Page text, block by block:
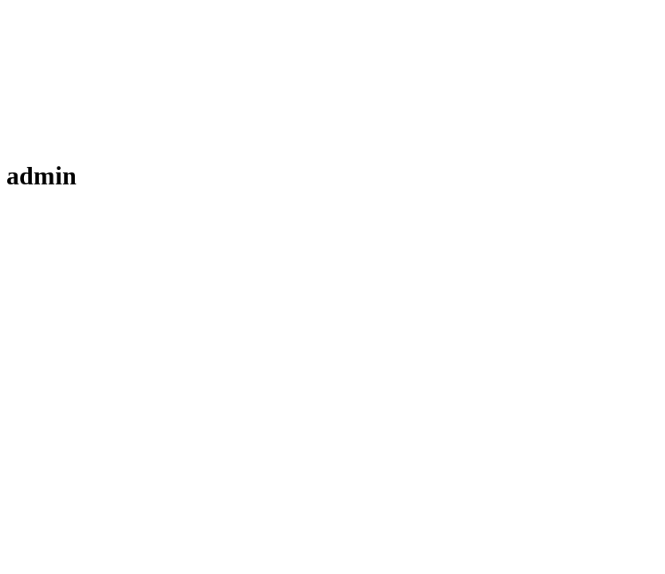
admin